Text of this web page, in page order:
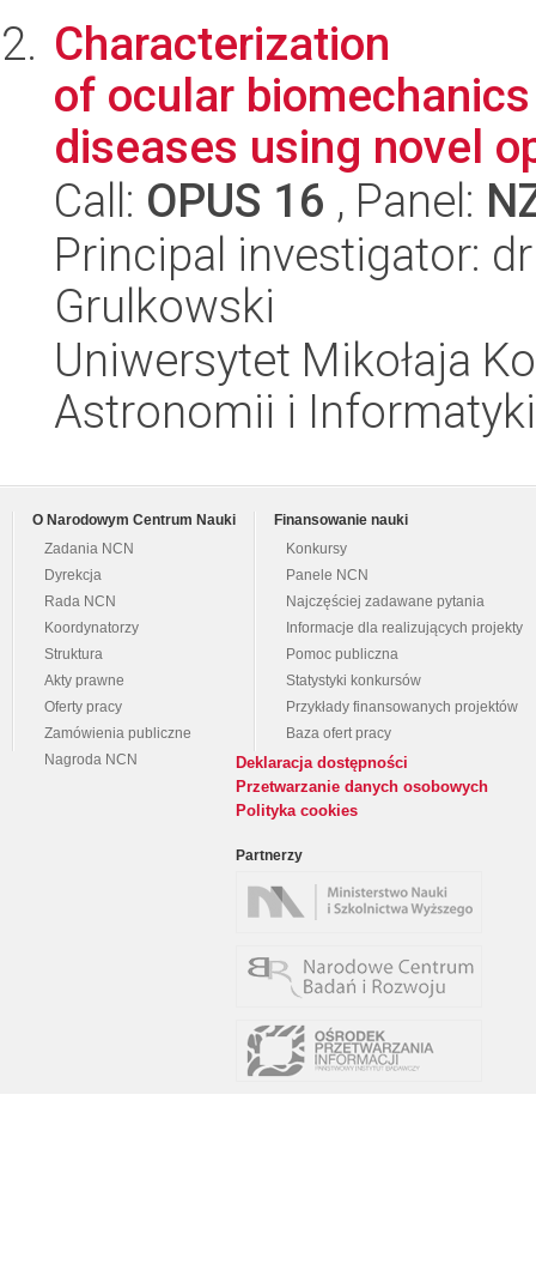
Characterization
of ocular
diseases using novel
Call: OPUS 16 , Panel:
Principal investigator:
Grulkowski
Uniwersytet Mikołaja
Astronomii i
O Narodowym Centrum Nauki
Zadania NCN
Dyrekcja
Rada NCN
Koordynatorzy
Struktura
Akty prawne
Oferty pracy
Zamówienia publiczne
Nagroda NCN
Finansowanie nauki
Konkursy
Panele NCN
Najczęściej zadawane pytania
Informacje dla realizujących projekty
Pomoc publiczna
Statystyki konkursów
Przykłady finansowanych projektów
Baza ofert pracy
Deklaracja dostępności
Przetwarzanie danych osobowych
Polityka cookies
Partnerzy